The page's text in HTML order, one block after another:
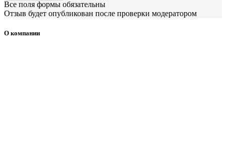
Все поля формы обязательны
Отзыв будет опубликован после проверки модератором
О компании